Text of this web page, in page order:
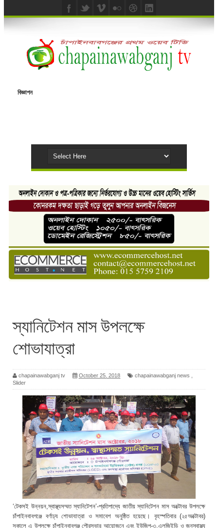
বিজ্ঞাপন
স্যানিটেশন মাস উপলক্ষে
শোভাযাত্রা
chapainawabganj tv October 25, 2018 chapainawabganj news
Slider
‘টেকসই উন্নয়ন,স্বাস্থ্যসম্মত স্যানিটেশন’-প্রতিপাদ্যে জাতীয় স্যানিটেশন মাস অক্টোবর উপলক্ষে
চাঁপাইনবাবগঞ্জে বর্ণাঢ্য শোভাযাত্রা ও সমাবেশ অনুষ্ঠিত হয়েছে। বৃহস্পতিবার (২৫অক্টোবর)
সকালে এ উপলক্ষে চাঁপাইনবাবগঞ্জ পৌরসভার আয়োজনে এবং ইউজিপ-৩,এলজিইডি ও জনস্বাস্থ্য